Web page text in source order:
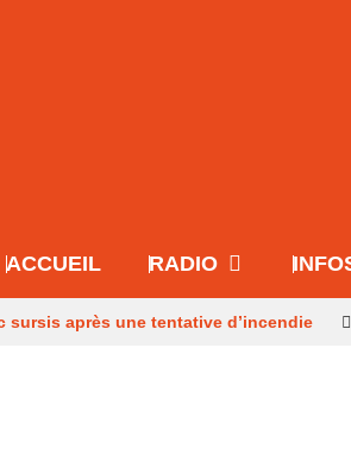
ACCUEIL RADIO
sursis après une tentative d’incendie